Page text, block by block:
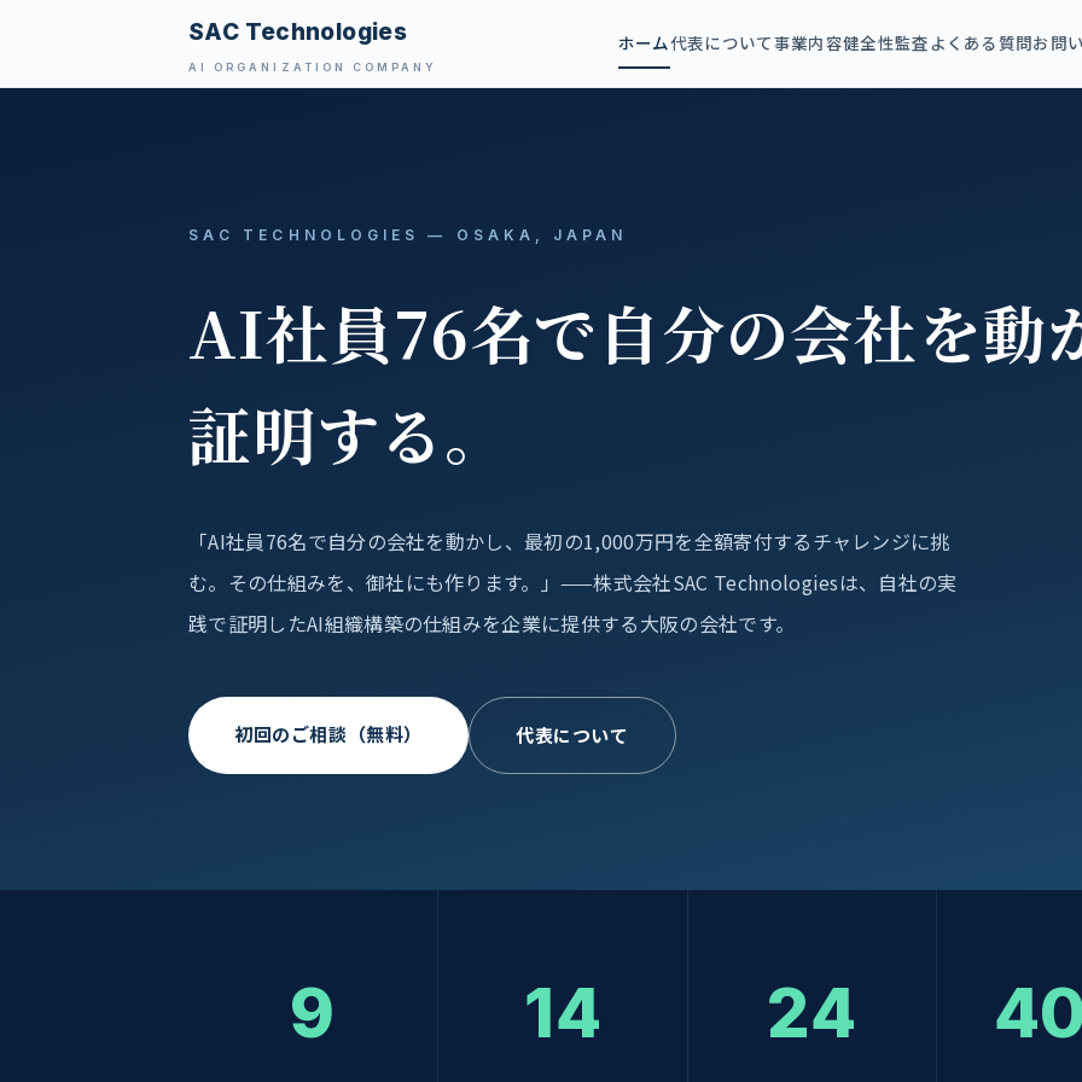
SAC Technologies
AI ORGANIZATION COMPANY
ホーム代表について事業内容健全性監査よくある質問お問
SAC TECHNOLOGIES — OSAKA, JAPAN
AI社員76名で自分の会社を動
証明する。
「AI社員76名で自分の会社を動かし、最初の1,000万円を全額寄付するチャレンジに挑
む。その仕組みを、御社にも作ります。」——株式会社SAC Technologiesは、自社の実
践で証明したAI組織構築の仕組みを企業に提供する大阪の会社です。
初回のご相談（無料） 代表について
9 14 24